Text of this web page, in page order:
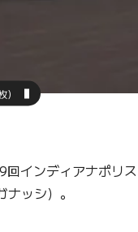
インディアナポリ
ッシ）。